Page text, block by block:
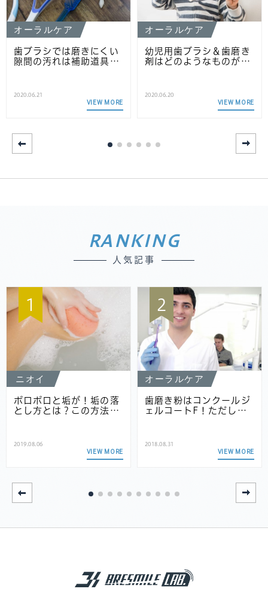
オーラルケア
歯ブラシでは磨きにくい
隙間の汚れは補助道具…
2020.06.21
VIEW MORE
オーラルケア
幼児用歯ブラシ＆歯磨き
剤はどのようなものが…
2020.06.20
VIEW MORE
RANKING
人気記事
1
ニオイ
ポロポロと垢が！垢の落
とし方とは？この方法…
2019.08.06
VIEW MORE
2
オーラルケア
歯磨き粉はコンクールジ
ェルコートF！ただし…
2018.08.31
VIEW MORE